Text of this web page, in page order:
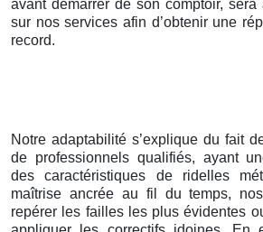
avant démarrer de son comptoir,
sur nos services afin d’obtenir une
record.
Notre adaptabilité s’explique du fait
de professionnels qualifiés, ayant
des caractéristiques de ridelles
maîtrise ancrée au fil du temps,
repérer les failles les plus évidentes